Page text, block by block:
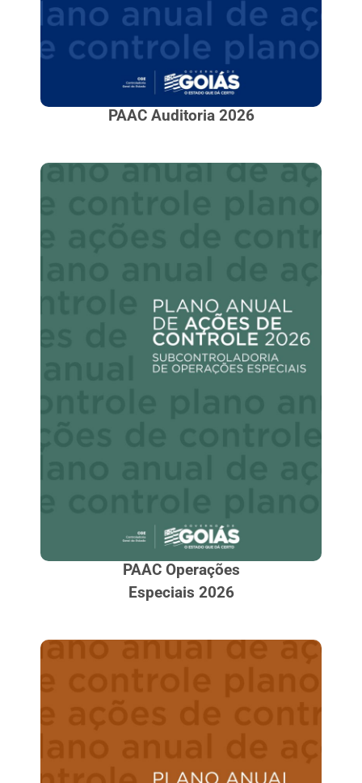
PAAC Auditoria 2026
PAAC Operações
Especiais 2026